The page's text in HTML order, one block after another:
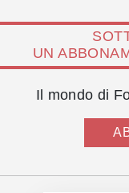
UN
Il mondo di